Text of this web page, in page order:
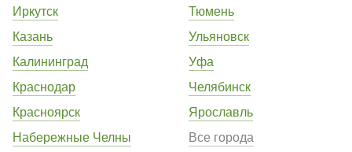
Иркутск
Казань
Калининград
Краснодар
Красноярск
Набережные Челны
Тюмень
Ульяновск
Уфа
Челябинск
Ярославль
Все города